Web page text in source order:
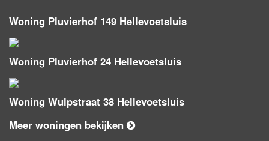
Woning Pluvierhof 149 Hellevoetsluis
Woning Pluvierhof 24 Hellevoetsluis
Woning Wulpstraat 38 Hellevoetsluis
Meer woningen bekijken